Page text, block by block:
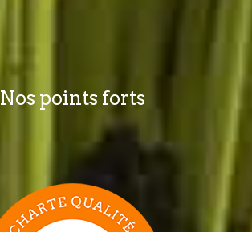
Nos points forts